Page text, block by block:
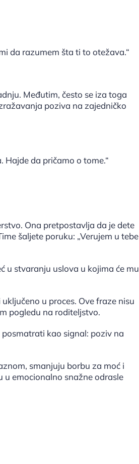
da razumem šta ti to otežava.“
Međutim, često se iza toga
poziva na zajedničko
Hajde da pričamo o tome.“
Ona pretpostavlja da je dete
šaljete poruku: „Verujem u tebe
u stvaranju uslova u kojima će mu
u proces. Ove fraze nisu
pogledu na roditeljstvo.
kao signal: poziv na
smanjuju borbu za moć i
u emocionalno snažne odrasle